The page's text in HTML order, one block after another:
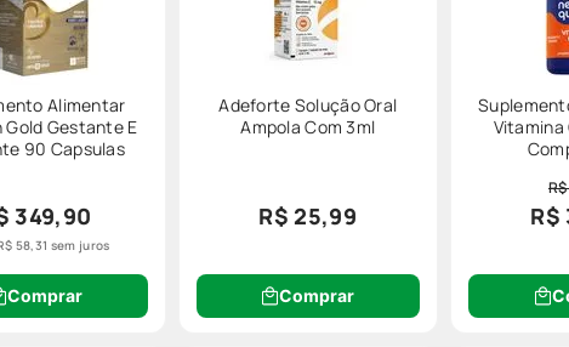
de saúde;
uso contínuo demedicamentos .
da sua saúde com mais tranquilidade, a
Farmácia Preço Popularestá
Alimentar
Gold Gestante E
90 Capsulas
349,90
58,31 sem juros
Comprar
Adeforte Solução Oral
Ampola Com 3ml
R$ 25,99
Comprar
Vitamina
R$